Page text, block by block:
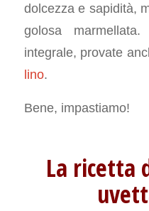
dolcezza e sapidità,
golosa
integrale, provate
lino.
Bene, impastiamo!
La ricetta